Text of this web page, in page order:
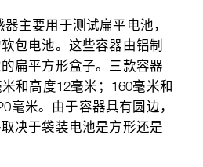
主要用于测试扁平电池，
包电池。这些容器由铝制
扁平方形盒子。三款容器
和高度12毫米；160毫米和
毫米。由于容器具有圆边，
决于袋装电池是方形还是